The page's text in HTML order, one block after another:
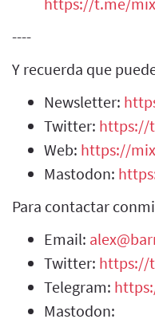
----
Y recuerda que
Newsletter:
Twitter: https://
Web: https://
Mastodon:
Para contactar
Email:
Twitter: https://
Telegram:
Mastodon: